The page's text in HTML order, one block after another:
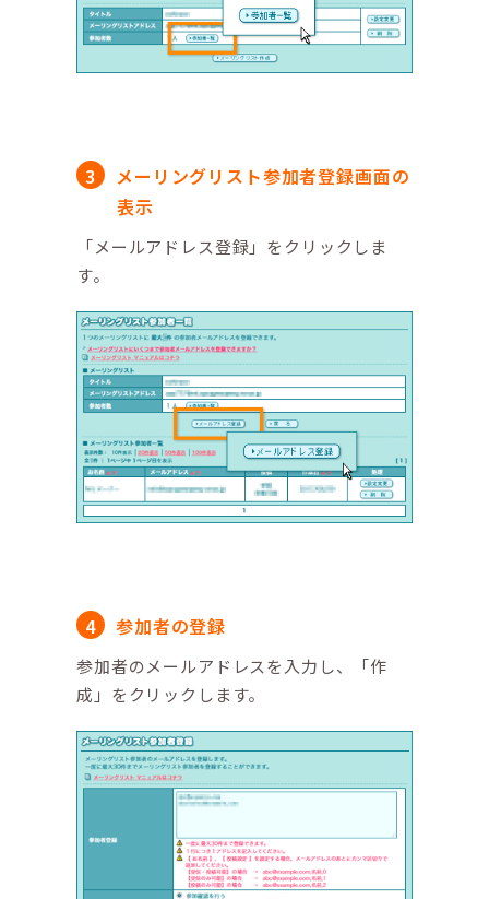
メーリングリスト参加者登録画面の
表示
「メールアドレス登録」をクリックしま
す。
参加者の登録
参加者のメールアドレスを入力し、「作
成」をクリックします。